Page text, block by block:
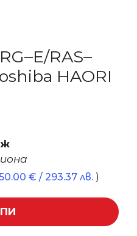
RAS–
HAORI
€ / 293.37 лв. )